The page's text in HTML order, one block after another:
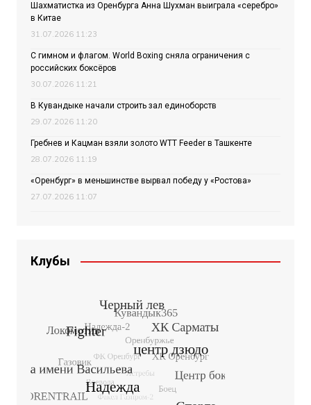
Шахматистка из Оренбурга Анна Шухман выиграла «серебро»
в Китае
31.07.2026 11:23
С гимном и флагом. World Boxing сняла ограничения с
российских боксёров
30.07.2026 11:21
В Кувандыке начали строить зал единоборств
29.07.2026 11:20
Гребнев и Кацман взяли золото WTT Feeder в Ташкенте
28.07.2026 11:19
«Оренбург» в меньшинстве вырвал победу у «Ростова»
27.07.2026 11:07
Клубы